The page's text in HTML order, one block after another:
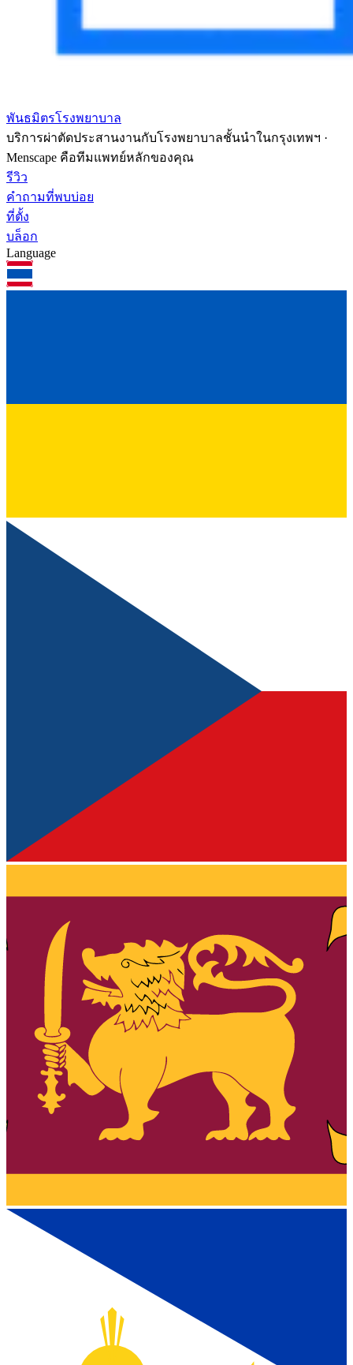
พันธมิตรโรงพยาบาล
บริการผ่าตัดประสานงานกับโรงพยาบาลชั้นนำในกรุงเทพฯ ·
Menscape คือทีมแพทย์หลักของคุณ
รีวิว
คำถามที่พบบ่อย
ที่ตั้ง
บล็อก
Language